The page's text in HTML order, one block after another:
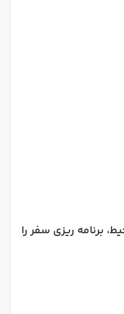
برنامه ریزی سفر را